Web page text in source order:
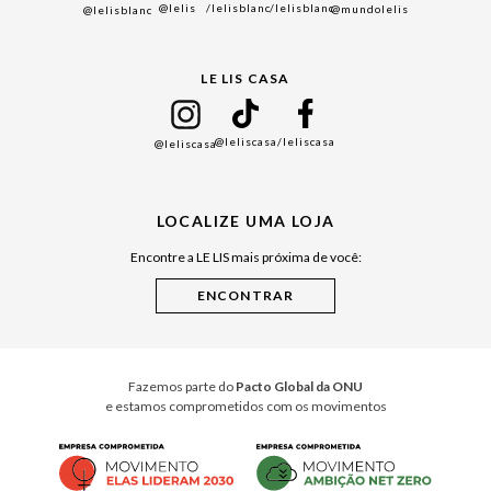
Black Friday
Cuidados Casa
@lelisblanc @lelis /lelisblanc/lelisblanc@mundolelis
LE LIS CASA
@leliscasa@leliscasa/leliscasa
LOCALIZE UMA LOJA
Encontre a LE LIS mais próxima de você:
Fazemos parte do Pacto Global da ONU
e estamos comprometidos com os movimentos